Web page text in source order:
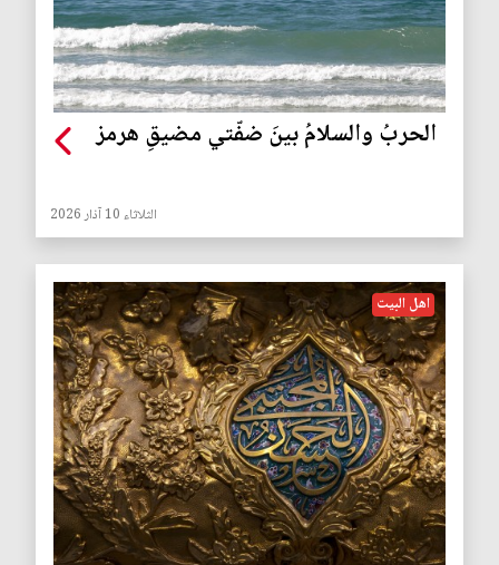
الحربُ والسلامُ بينَ ضفّتي مضيقِ هرمز
الثلاثاء 10 آذار 2026
اهل البيت